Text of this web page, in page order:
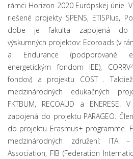
rámci Horizon 2020 Európskej únie.
riešené projekty SPENS, ETISPlus,
dobe je fakulta zapojená do
výskumných projektov: Ecoroads (v
a Endurance (podporované
energetickým fondom IEE),
fondov) a projektu COST .
medzinárodných edukačných
FKTBUM, RECOAUD a
zapojená do projektu PARAGEO.
do projektu Erasmus+ programme.
medzinárodných združení: ITA
Association, FIB (Federation